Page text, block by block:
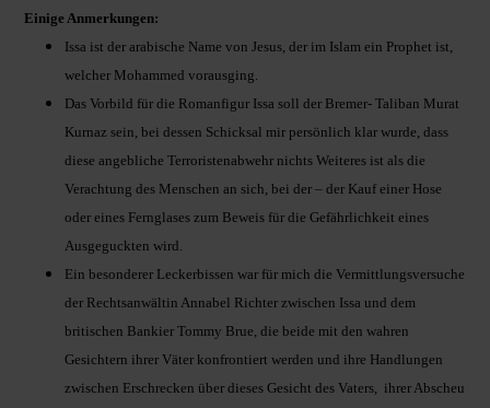
Einige Anmerkungen:
Issa ist der arabische Name von Jesus, der im Islam ein Prophet ist,
welcher Mohammed vorausging.
Das Vorbild für die Romanfigur Issa soll der Bremer- Taliban Murat
Kurnaz sein, bei dessen Schicksal mir persönlich klar wurde, dass
diese angebliche Terroristenabwehr nichts Weiteres ist als die
Verachtung des Menschen an sich, bei der – der Kauf einer Hose
oder eines Fernglases zum Beweis für die Gefährlichkeit eines
Ausgeguckten wird.
Ein besonderer Leckerbissen war für mich die Vermittlungsversuche
der Rechtsanwältin Annabel Richter zwischen Issa und dem
britischen Bankier Tommy Brue, die beide mit den wahren
Gesichtern ihrer Väter konfrontiert werden und ihre Handlungen
zwischen Erschrecken über dieses Gesicht des Vaters, ihrer Abscheu